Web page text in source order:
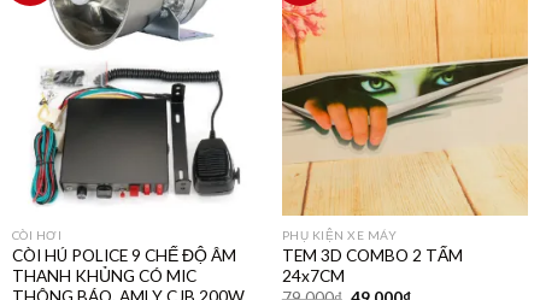
CÒI HƠI
CÒI HÚ POLICE 9 CHẾ ĐỘ ÂM
THANH KHỦNG CÓ MIC
PHỤ KIỆN XE MÁY
TEM 3D COMBO 2 TẤM
24x7CM